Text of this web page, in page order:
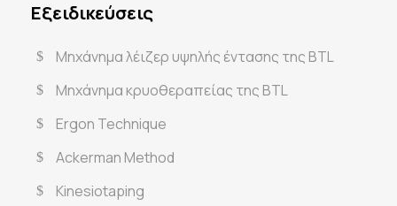
Εξειδικεύσεις
Μηχάνημα λέιζερ υψηλής έντασης της BTL
Μηχάνημα κρυοθεραπείας της BTL
Ergon Technique
Ackerman Method
Kinesiotaping